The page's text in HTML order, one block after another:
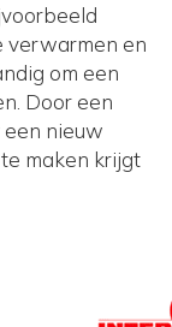
verwarmen en
om een
Door een
een nieuw
maken krijgt